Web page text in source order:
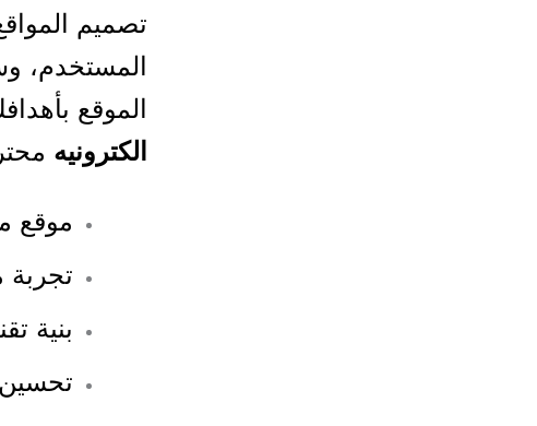
تصميم
المستخدم،
الموقع
الكترونيه
موقع
بنية